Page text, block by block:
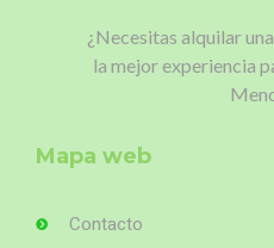
¿Necesitas alquilar
la mejor experiencia
Mapa web
Contacto